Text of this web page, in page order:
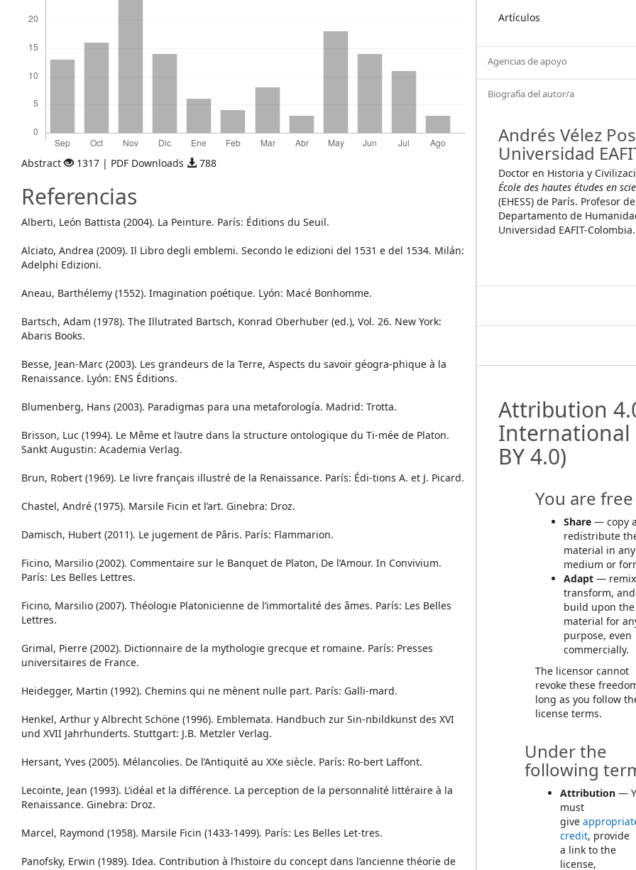
Abstract 1317 | PDF Downloads 788
Referencias
Alberti, León Battista (2004). La Peinture. París: Éditions du Seuil.
Alciato, Andrea (2009). Il Libro degli emblemi. Secondo le edizioni del 1531 e del 1534. Milán:
Adelphi Edizioni.
Aneau, Barthélemy (1552). Imagination poétique. Lyón: Macé Bonhomme.
Bartsch, Adam (1978). The Illutrated Bartsch, Konrad Oberhuber (ed.), Vol. 26. New York:
Abaris Books.
Besse, Jean-Marc (2003). Les grandeurs de la Terre, Aspects du savoir géogra-phique à la
Renaissance. Lyón: ENS Éditions.
Blumenberg, Hans (2003). Paradigmas para una metaforología. Madrid: Trotta.
Brisson, Luc (1994). Le Même et l’autre dans la structure ontologique du Ti-mée de Platon.
Sankt Augustin: Academia Verlag.
Brun, Robert (1969). Le livre français illustré de la Renaissance. París: Édi-tions A. et J. Picard.
Chastel, André (1975). Marsile Ficin et l’art. Ginebra: Droz.
Damisch, Hubert (2011). Le jugement de Pâris. París: Flammarion.
Ficino, Marsilio (2002). Commentaire sur le Banquet de Platon, De l’Amour. In Convivium.
París: Les Belles Lettres.
Ficino, Marsilio (2007). Théologie Platonicienne de l’immortalité des âmes. París: Les Belles
Lettres.
Grimal, Pierre (2002). Dictionnaire de la mythologie grecque et romaine. París: Presses
universitaires de France.
Heidegger, Martin (1992). Chemins qui ne mènent nulle part. París: Galli-mard.
Henkel, Arthur y Albrecht Schöne (1996). Emblemata. Handbuch zur Sin-nbildkunst des XVI
und XVII Jahrhunderts. Stuttgart: J.B. Metzler Verlag.
Hersant, Yves (2005). Mélancolies. De l’Antiquité au XXe siècle. París: Ro-bert Laffont.
Lecointe, Jean (1993). L’idéal et la différence. La perception de la personnalité littéraire à la
Renaissance. Ginebra: Droz.
Marcel, Raymond (1958). Marsile Ficin (1433-1499). París: Les Belles Let-tres.
Panofsky, Erwin (1989). Idea. Contribution à l’histoire du concept dans l’ancienne théorie de
Artículos
Agencias de apoyo
Biografía del autor/a
Andrés Vélez
Universidad
Doctor en Historia y
École des hautes études en
(EHESS) de París. Profesor
Departamento de
Universidad EAFIT-Colombia.
Attribution
International
BY 4.0)
You are
Share — copy
redistribute
material in any
medium or
Adapt —
transform, and
build upon the
material for
purpose, even
commercially.
The licensor cannot
revoke these
long as you follow
license terms.
Under the
following
Attribution —
must
give
credit, provide
a link to the
license,